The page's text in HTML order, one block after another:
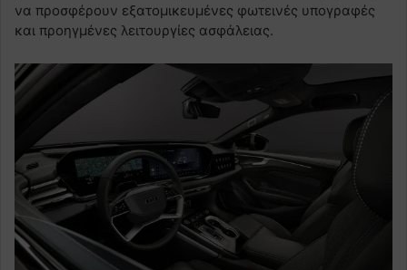
να προσφέρουν εξατομικευμένες φωτεινές υπογραφές
και προηγμένες λειτουργίες ασφάλειας.